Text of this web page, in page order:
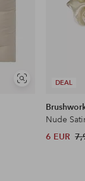
Näytä
DEAL
Nude
6 EUR